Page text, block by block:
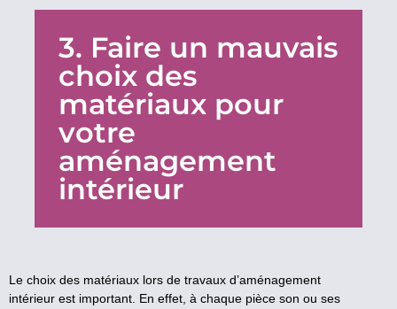
3. Faire un mauvais
choix des
matériaux pour
votre
aménagement
intérieur
Le choix des matériaux lors de travaux d’aménagement
intérieur est important. En effet, à chaque pièce son ou ses